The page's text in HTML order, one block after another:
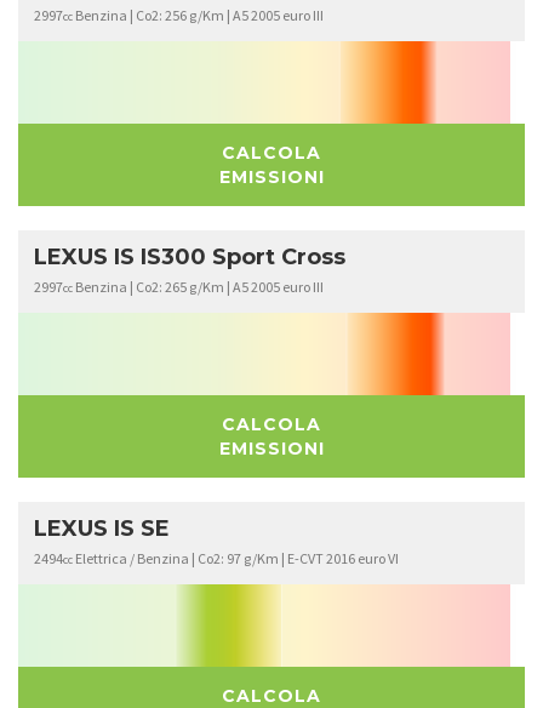
2997cc Benzina | Co2: 256 g/Km | A5 2005 euro III
CALCOLA
EMISSIONI
LEXUS IS IS300 Sport Cross
2997cc Benzina | Co2: 265 g/Km | A5 2005 euro III
CALCOLA
EMISSIONI
LEXUS IS SE
2494cc Elettrica / Benzina | Co2: 97 g/Km | E-CVT 2016 euro VI
CALCOLA